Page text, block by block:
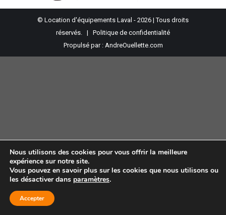
© Location d'équipements Laval - 2026 | Tous droits
réservés. | Politique de confidentialité
Propulsé par : AndreOuellette.com
Nous utilisons des cookies pour vous offrir la meilleure
expérience sur notre site.
Vous pouvez en savoir plus sur les cookies que nous utilisons ou
les désactiver dans paramètres.
Accepter